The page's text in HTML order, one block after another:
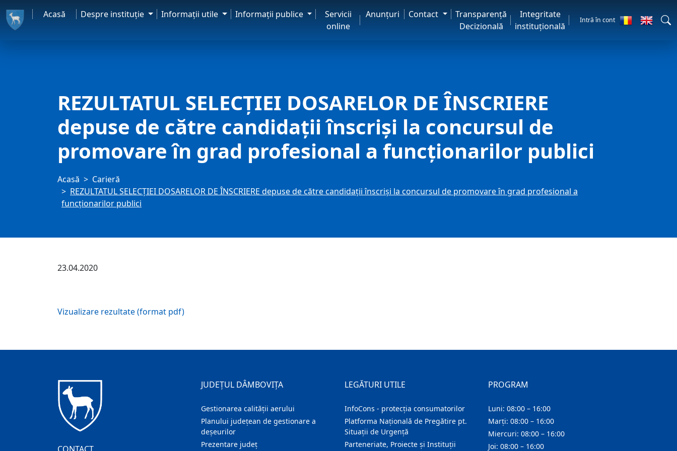
Acasă Despre instituţie Informaţii utile Informaţii publice
Servicii
online
Anunţuri Contact
Transparență
Decizională
Integritate
instituțională
Intră în cont
REZULTATUL SELECŢIEI DOSARELOR DE ÎNSCRIERE
depuse de către candidaţii înscrişi la concursul de
promovare în grad profesional a funcţionarilor publici
Acasă
Carieră
REZULTATUL SELECŢIEI DOSARELOR DE ÎNSCRIERE depuse de către candidaţii înscrişi la concursul de promovare în grad profesional a
funcţionarilor publici
23.04.2020
Vizualizare rezultate (format pdf)
JUDEȚUL DÂMBOVIȚA
Gestionarea calității aerului
Planului județean de gestionare a
deșeurilor
Prezentare judeţ
LEGĂTURI UTILE
InfoCons - protecția consumatorilor
Platforma Națională de Pregătire pt.
Situații de Urgență
Parteneriate, Proiecte și Instituții
PROGRAM
Luni: 08:00 – 16:00
Marți: 08:00 – 16:00
Miercuri: 08:00 – 16:00
Joi: 08:00 – 16:00